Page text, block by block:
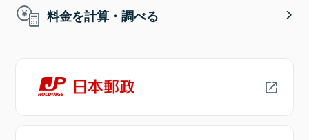
料金を計算・調べる